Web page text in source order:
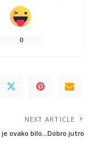
0
NEXT ARTICLE
je ovako bilo…Dobro jutro